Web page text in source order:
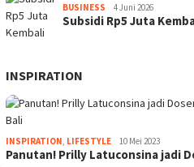
BUSINESS 4 Juni 2026
Subsidi Rp5 Juta
INSPIRATION
INSPIRATION LIFESTYLE 10 Mei 2023
Panutan! Prilly Latuconsina jadi